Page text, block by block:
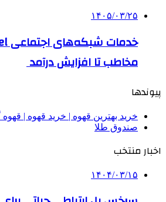
۱۴۰۵/۰۳/۲۵
مخاطب تا افزایش درآمد
پیوندها
خرید بهترین قهوه | خرید قهوه | قهوه
صندوق طلا
اخبار منتخب
۱۴۰۴/۰۳/۱۵